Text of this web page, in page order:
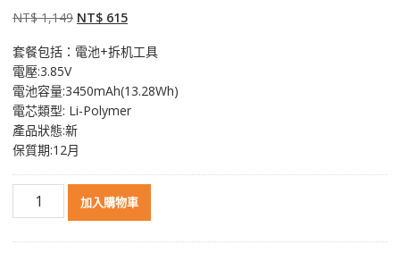
行評分
NT$1,149 原
價
NT$ 1,149。
NT$615目
價
NT$ 615。
套餐包括：電池+拆机工具
電壓:3.85V
電池容量:3450mAh(13.28Wh)
電芯類型: Li-Polymer
產品狀態:新
保質期:12月
加入購物車